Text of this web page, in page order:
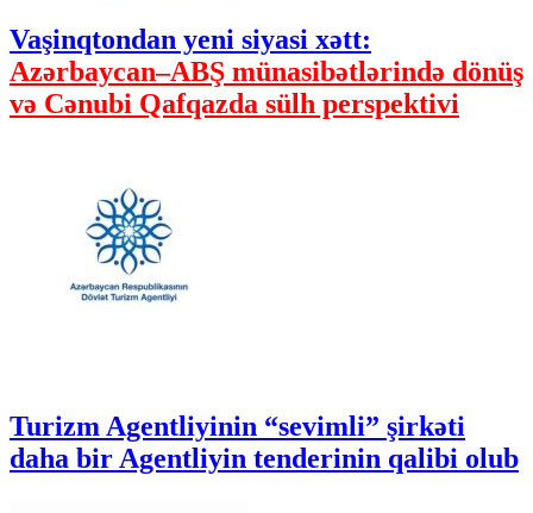
Vaşinqtondan yeni siyasi xətt:
Azərbaycan–ABŞ münasibətlərində dönüş
və Cənubi Qafqazda sülh perspektivi
Turizm Agentliyinin “sevimli” şirkəti
daha bir Agentliyin tenderinin qalibi olub